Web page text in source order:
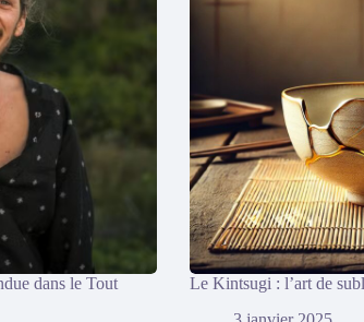
dans le Tout
Le Kintsugi : l’art de